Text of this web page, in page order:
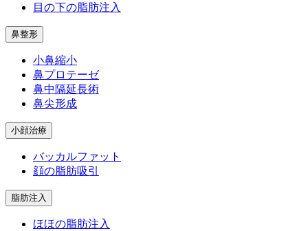
目の下の脂肪注入
鼻整形
小鼻縮小
鼻プロテーゼ
鼻中隔延長術
鼻尖形成
小顔治療
バッカルファット
顔の脂肪吸引
脂肪注入
ほほの脂肪注入